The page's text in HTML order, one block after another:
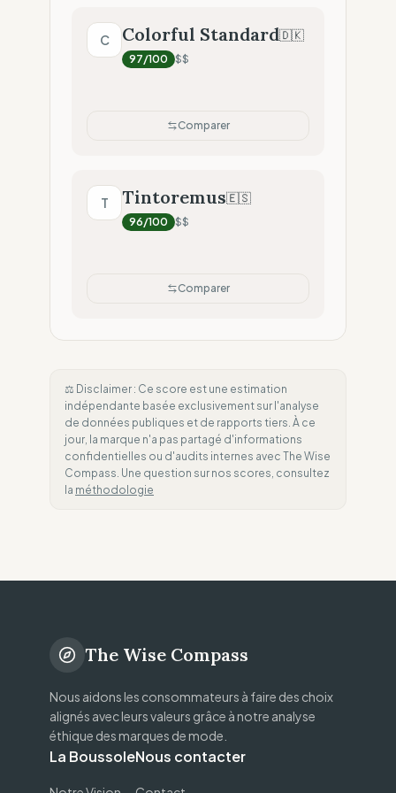
C Colorful Standard🇩🇰
97/100 $$
Comparer
T Tintoremus🇪🇸
96/100 $$
Comparer
⚖️ Disclaimer : Ce score est une estimation
indépendante basée exclusivement sur l'analyse
de données publiques et de rapports tiers. À ce
jour, la marque n'a pas partagé d'informations
confidentielles ou d'audits internes avec The Wise
Compass. Une question sur nos scores, consultez
la méthodologie
The Wise Compass
Nous aidons les consommateurs à faire des choix
alignés avec leurs valeurs grâce à notre analyse
éthique des marques de mode.
La BoussoleNous contacter